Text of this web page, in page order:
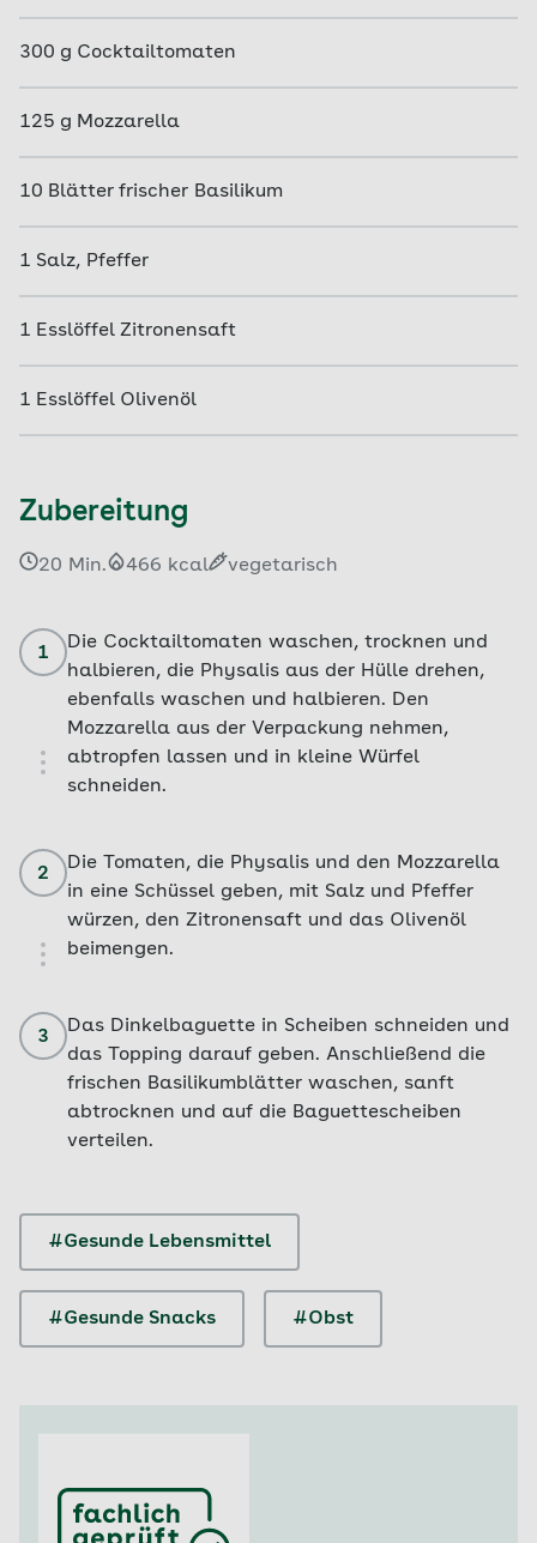
300 g Cocktailtomaten
125 g Mozzarella
10 Blätter frischer Basilikum
1 Salz, Pfeffer
1 Esslöffel Zitronensaft
1 Esslöffel Olivenöl
Zubereitung
20 Min. 466 kcal vegetarisch
1
Die Cocktailtomaten waschen, trocknen und
halbieren, die Physalis aus der Hülle drehen,
ebenfalls waschen und halbieren. Den
Mozzarella aus der Verpackung nehmen,
abtropfen lassen und in kleine Würfel
schneiden.
2
Die Tomaten, die Physalis und den Mozzarella
in eine Schüssel geben, mit Salz und Pfeffer
würzen, den Zitronensaft und das Olivenöl
beimengen.
3
Das Dinkelbaguette in Scheiben schneiden und
das Topping darauf geben. Anschließend die
frischen Basilikumblätter waschen, sanft
abtrocknen und auf die Baguettescheiben
verteilen.
#Gesunde Lebensmittel
#Gesunde Snacks #Obst